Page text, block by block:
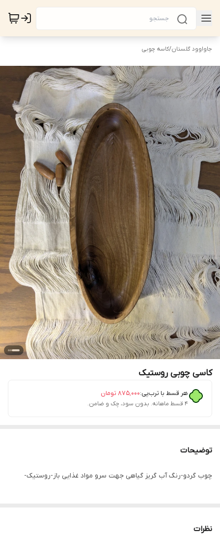
جاواوود گلستان/کاسه چوبی
کاسی چوبی روستیک
هر قسط با ترب‌پی:۸۷۵٬۰۰۰ تومان
۴ قسط ماهانه. بدون سود، چک و ضامن.
توضیحات
چوب گردو-رنگ آب گریز گیاهی جهت سرو مواد غذایی باز-روستیک-
نظرات